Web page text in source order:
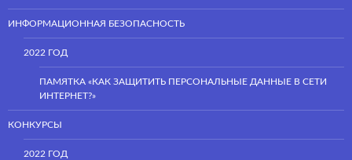
ИНФОРМАЦИОННАЯ БЕЗОПАСНОСТЬ
2022 ГОД
ПАМЯТКА «КАК ЗАЩИТИТЬ ПЕРСОНАЛЬНЫЕ ДАННЫЕ В СЕТИ
ИНТЕРНЕТ?»
КОНКУРСЫ
2022 ГОД